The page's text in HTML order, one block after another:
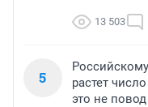
13 503
5
растет
это не